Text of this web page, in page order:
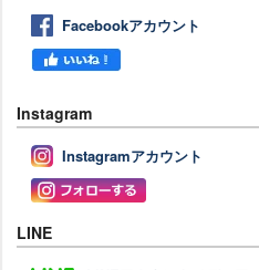
Facebookアカウント
Instagram
Instagramアカウント
LINE